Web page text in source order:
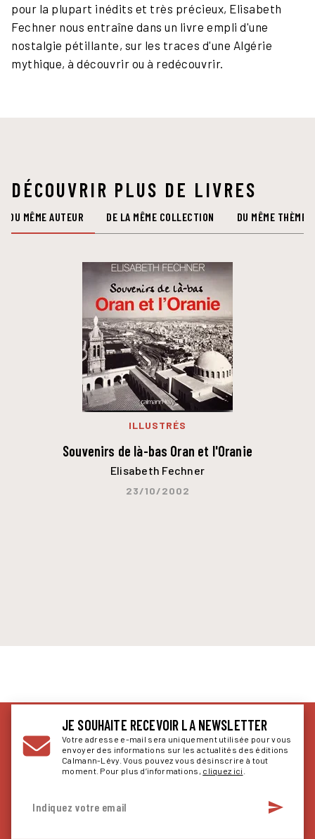
pour la plupart inédits et très précieux, Elisabeth
Fechner nous entraîne dans un livre empli d'une
nostalgie pétillante, sur les traces d'une Algérie
mythique, à découvrir ou à redécouvrir.
DÉCOUVRIR PLUS DE LIVRES
DU MÊME AUTEUR DE LA MÊME COLLECTION DU MÊME THÈME
ILLUSTRÉS
Souvenirs de là-bas Oran et l'Oranie
Elisabeth Fechner
23/10/2002
JE SOUHAITE RECEVOIR LA NEWSLETTER
Votre adresse e-mail sera uniquement utilisée pour vous
envoyer des informations sur les actualités des éditions
Calmann-Lévy. Vous pouvez vous désinscrire à tout
moment. Pour plus d’informations, cliquez ici
Indiquez votre email send